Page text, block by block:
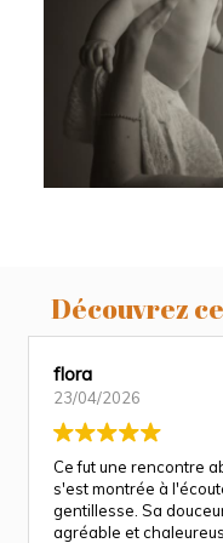
Jules, 4
Découvrez
flora
23/04/2026
Ce fut une rencontre
s'est montrée à
gentillesse. Sa
agréable et